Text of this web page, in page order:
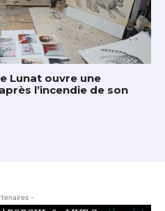
Lunat ouvre une
l’incendie de son
-